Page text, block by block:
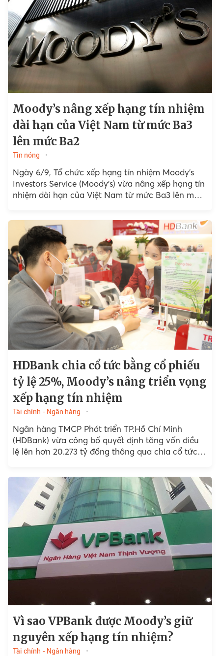
Moody’s nâng xếp hạng tín nhiệm
dài hạn của Việt Nam từ mức Ba3
lên mức Ba2
Tin nóng
Ngày 6/9, Tổ chức xếp hạng tín nhiệm Moody’s
Investors Service (Moody’s) vừa nâng xếp hạng tín
nhiệm dài hạn của Việt Nam từ mức Ba3 lên mức
HDBank chia cổ tức bằng cổ phiếu
tỷ lệ 25%, Moody’s nâng triển vọng
xếp hạng tín nhiệm
Tài chính - Ngân hàng
Ngân hàng TMCP Phát triển TP.Hồ Chí Minh
(HDBank) vừa công bố quyết định tăng vốn điều
lệ lên hơn 20.273 tỷ đồng thông qua chia cổ tức
cho người lao động (ESOP).
Vì sao VPBank được Moody’s giữ
nguyên xếp hạng tín nhiệm?
Tài chính - Ngân hàng